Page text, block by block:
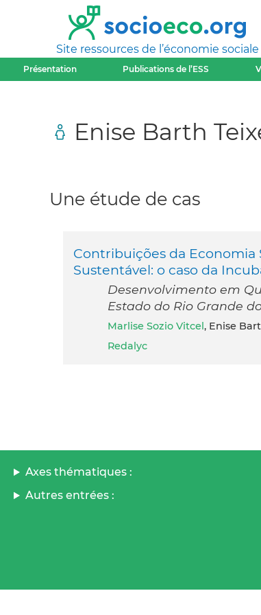
Site ressources de l’économie
Présentation Publications de l’ESS
Enise Barth
Une étude de cas
Contribuições da Economia
Sustentável: o caso da
Desenvolvimento em
Estado do Rio Grande
Marlise Sozio Vitcel, Enise
Redalyc
Axes thématiques :
Autres entrées :